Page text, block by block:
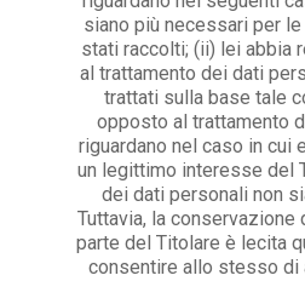
siano più necessari per
stati raccolti; (ii) lei abbia
al trattamento dei dati
trattati sulla base tale
opposto al trattamento
riguardano nel caso in cui
un legittimo interesse del
dei dati personali non
Tuttavia, la
parte del Titolare è lecita
consentire allo stesso di